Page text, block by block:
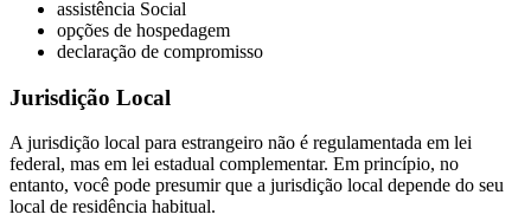
assistência Social
opções de hospedagem
declaração de compromisso
Jurisdição Local
A jurisdição local para estrangeiro não é regulamentada em lei
federal, mas em lei estadual complementar. Em princípio, no
entanto, você pode presumir que a jurisdição local depende do seu
local de residência habitual.